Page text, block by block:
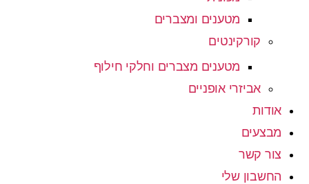
מטענים ומצברים
קורקינטים
מטענים מצברים וחלקי חילוף
אביזרי אופניים
אודות
מבצעים
צור קשר
החשבון שלי